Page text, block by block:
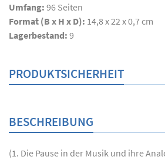
Umfang: 96 Seiten
Format (B x H x D): 14,8 x 22 x 0,7 cm
Lagerbestand: 9
PRODUKTSICHERHEIT
BESCHREIBUNG
(1. Die Pause in der Musik und ihre